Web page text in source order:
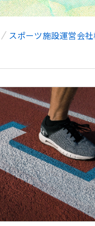
スポーツ施設運営会